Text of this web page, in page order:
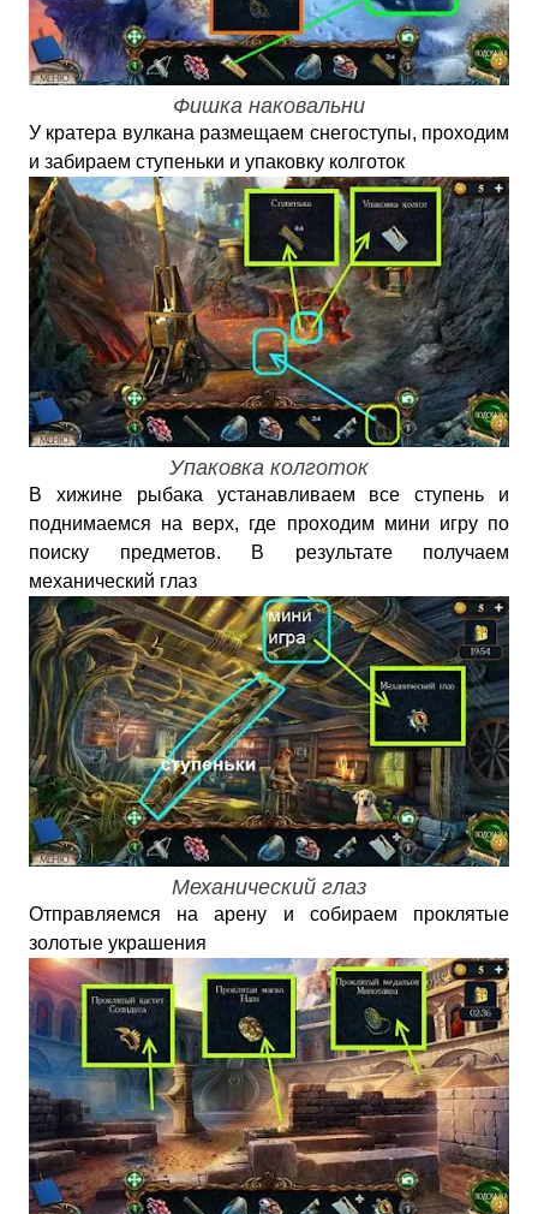
Фишка наковальни
У кратера вулкана размещаем снегоступы, проходим
и забираем ступеньки и упаковку колготок
Упаковка колготок
В хижине рыбака устанавливаем все ступень и
поднимаемся на верх, где проходим мини игру по
поиску предметов. В результате получаем
механический глаз
Механический глаз
Отправляемся на арену и собираем проклятые
золотые украшения